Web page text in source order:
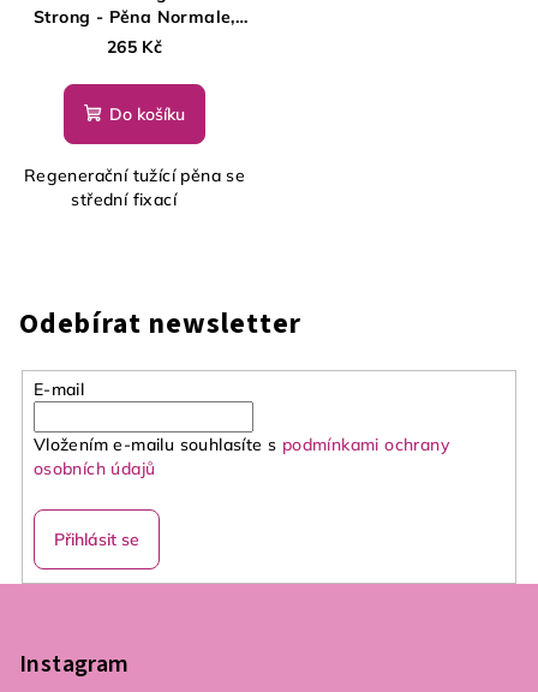
Strong - Pěna Normale,
250 ml
265 Kč
Do košíku
Regenerační tužící pěna se
střední fixací
Odebírat newsletter
E-mail
Vložením e-mailu souhlasíte s podmínkami ochrany
osobních údajů
Přihlásit se
Z
Instagram